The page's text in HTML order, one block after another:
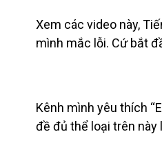
Xem các video này,
mình mắc lỗi. Cứ bắt
Kênh mình yêu thích
đề đủ thể loại trên này